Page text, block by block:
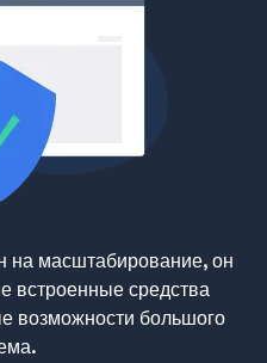
на масштабирование, он
встроенные средства
возможности большого